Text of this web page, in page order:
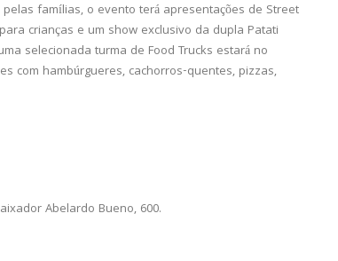
famílias, o evento terá apresentações de Street
crianças e um show exclusivo da dupla Patati
selecionada turma de Food Trucks estará no
com hambúrgueres, cachorros-quentes, pizzas,
Abelardo Bueno, 600.